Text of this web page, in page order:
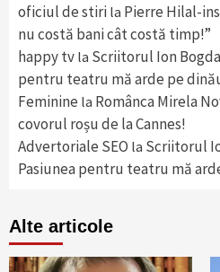
oficiul de stiri la Pierre Hilal-
nu costă bani cât costă timp!”
happy tv la Scriitorul Ion
pentru teatru mă arde pe
Feminine la Românca Mirela
covorul roșu de la Cannes!
Advertoriale SEO la Scriitorul
Pasiunea pentru teatru mă
Alte articole